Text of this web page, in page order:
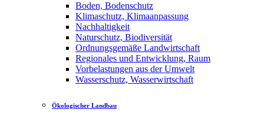
Boden, Bodenschutz
Klimaschutz, Klimaanpassung
Nachhaltigkeit
Naturschutz, Biodiversität
Ordnungsgemäße Landwirtschaft
Regionales und Entwicklung, Raum
Vorbelastungen aus der Umwelt
Wasserschutz, Wasserwirtschaft
Ökologischer Landbau